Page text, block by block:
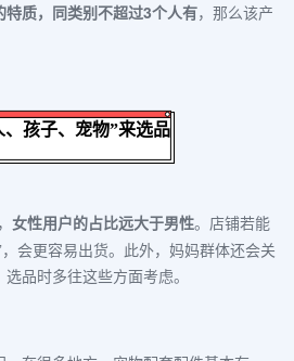
质， 同类别不超过3个人有，那么该产
孩子、 宠物”来选品
女性用户的占比远大于男性。店铺若能
，会更容易出货。此外，妈妈群体还会关
品时多往这些方面考虑。